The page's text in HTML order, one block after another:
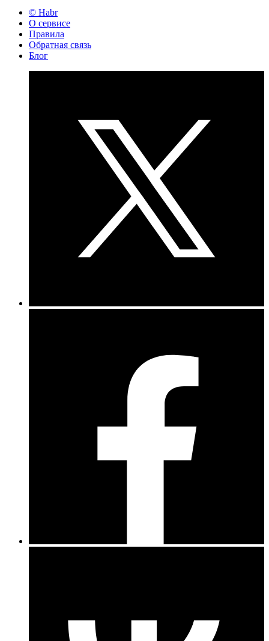
© Habr
О сервисе
Правила
Обратная связь
Блог